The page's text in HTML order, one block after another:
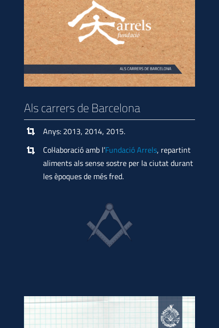
Als carrers de Barcelona
Anys: 2013, 2014, 2015.
Col·laboració amb l’Fundació Arrels, repartint
aliments als sense sostre per la ciutat durant
les èpoques de més fred.